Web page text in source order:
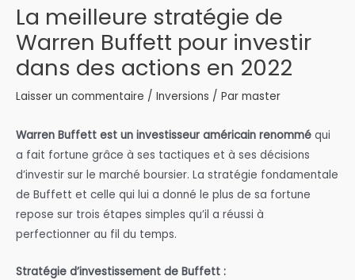
La meilleure stratégie de
Warren Buffett pour investir
dans des actions en 2022
Laisser un commentaire / Inversions / Par master
Warren Buffett est un investisseur américain renommé qui
a fait fortune grâce à ses tactiques et à ses décisions
d’investir sur le marché boursier. La stratégie fondamentale
de Buffett et celle qui lui a donné le plus de sa fortune
repose sur trois étapes simples qu’il a réussi à
perfectionner au fil du temps.
Stratégie d’investissement de Buffett :